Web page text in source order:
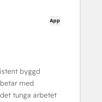
App
byggd
med
tunga arbetet